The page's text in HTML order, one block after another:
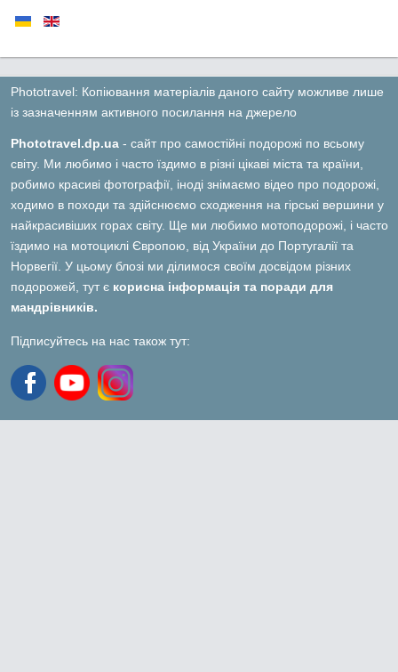
Phototravel: Копіювання матеріалів даного сайту можливе лише
із зазначенням активного посилання на джерело
Phototravel.dp.ua - сайт про самостійні подорожі по всьому
світу. Ми любимо і часто їздимо в різні цікаві міста та країни,
робимо красиві фотографії, іноді знімаємо відео про подорожі,
ходимо в походи та здійснюємо сходження на гірські вершини у
найкрасивіших горах світу. Ще ми любимо мотоподорожі, і часто
їздимо на мотоциклі Європою, від України до Португалії та
Норвегії. У цьому блозі ми ділимося своїм досвідом різних
подорожей, тут є корисна інформація та поради для
мандрівників.
Підписуйтесь на нас також тут: